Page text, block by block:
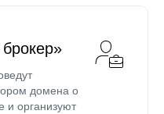
домена о
и организуют